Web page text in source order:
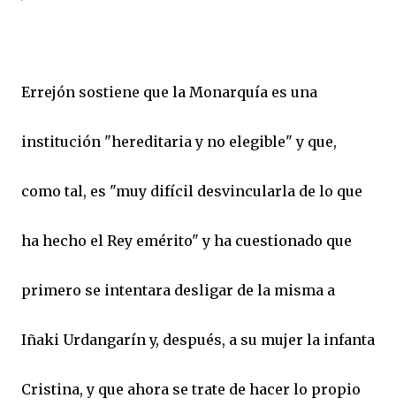
Errejón sostiene que la Monarquía es una
institución "hereditaria y no elegible" y que,
como tal, es "muy difícil desvincularla de lo que
ha hecho el Rey emérito" y ha cuestionado que
primero se intentara desligar de la misma a
Iñaki Urdangarín y, después, a su mujer la infanta
Cristina, y que ahora se trate de hacer lo propio